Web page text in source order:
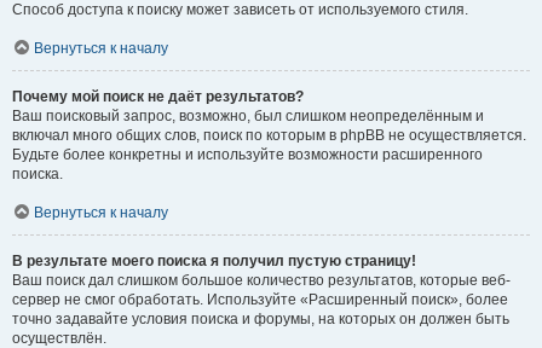
Способ доступа к поиску может зависеть от используемого стиля.
Вернуться к началу
Почему мой поиск не даёт результатов?
Ваш поисковый запрос, возможно, был слишком неопределённым и
включал много общих слов, поиск по которым в phpBB не осуществляется.
Будьте более конкретны и используйте возможности расширенного
поиска.
Вернуться к началу
В результате моего поиска я получил пустую страницу!
Ваш поиск дал слишком большое количество результатов, которые веб-
сервер не смог обработать. Используйте «Расширенный поиск», более
точно задавайте условия поиска и форумы, на которых он должен быть
осуществлён.